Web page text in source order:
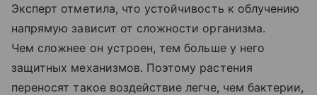
Эксперт отметила, что устойчивость к облучению
напрямую зависит от сложности организма.
Чем сложнее он устроен, тем больше у него
защитных механизмов. Поэтому растения
переносят такое воздействие легче, чем бактерии,